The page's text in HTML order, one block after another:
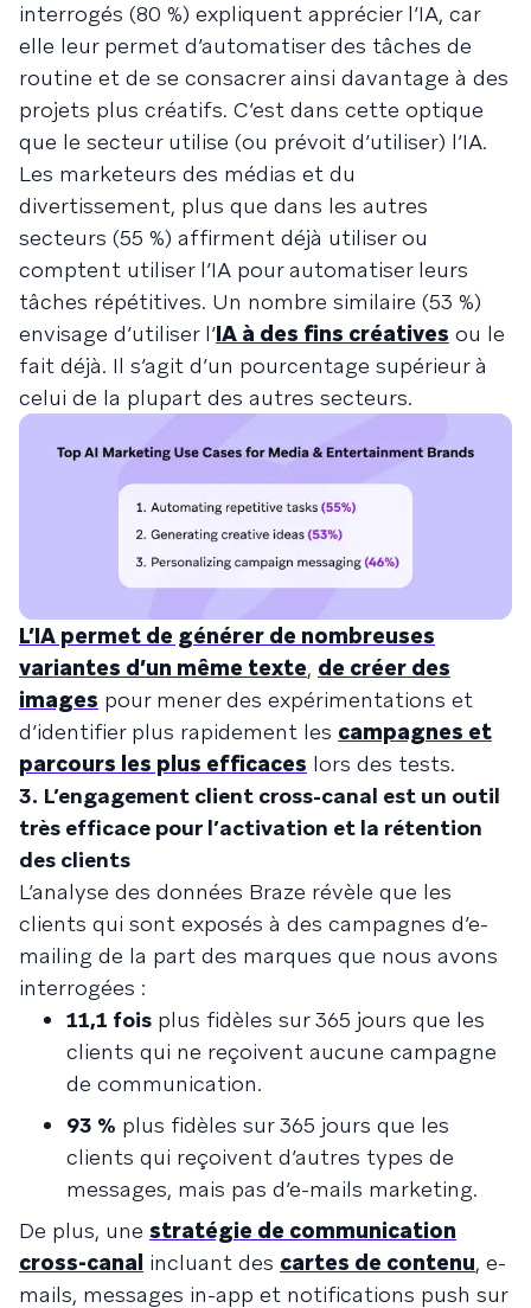
interrogés (80 %) expliquent apprécier l’IA, car
elle leur permet d’automatiser des tâches de
routine et de se consacrer ainsi davantage à des
projets plus créatifs. C’est dans cette optique
que le secteur utilise (ou prévoit d’utiliser) l’IA.
Les marketeurs des médias et du
divertissement, plus que dans les autres
secteurs (55 %) affirment déjà utiliser ou
comptent utiliser l’IA pour automatiser leurs
tâches répétitives. Un nombre similaire (53 %)
envisage d’utiliser l’IA à des fins créatives ou le
fait déjà. Il s’agit d’un pourcentage supérieur à
celui de la plupart des autres secteurs.
L’IA permet de générer de nombreuses
variantes d’un même texte, de créer des
images pour mener des expérimentations et
d’identifier plus rapidement les campagnes et
parcours les plus efficaces lors des tests.
3. L’engagement client cross-canal est un outil
très efficace pour l’activation et la rétention
des clients
L’analyse des données Braze révèle que les
clients qui sont exposés à des campagnes d’e-
mailing de la part des marques que nous avons
interrogées :
11,1 fois plus fidèles sur 365 jours que les
clients qui ne reçoivent aucune campagne
de communication.
93 % plus fidèles sur 365 jours que les
clients qui reçoivent d’autres types de
messages, mais pas d’e-mails marketing.
De plus, une stratégie de communication
cross-canal incluant des cartes de contenu, e-
mails, messages in-app et notifications push sur